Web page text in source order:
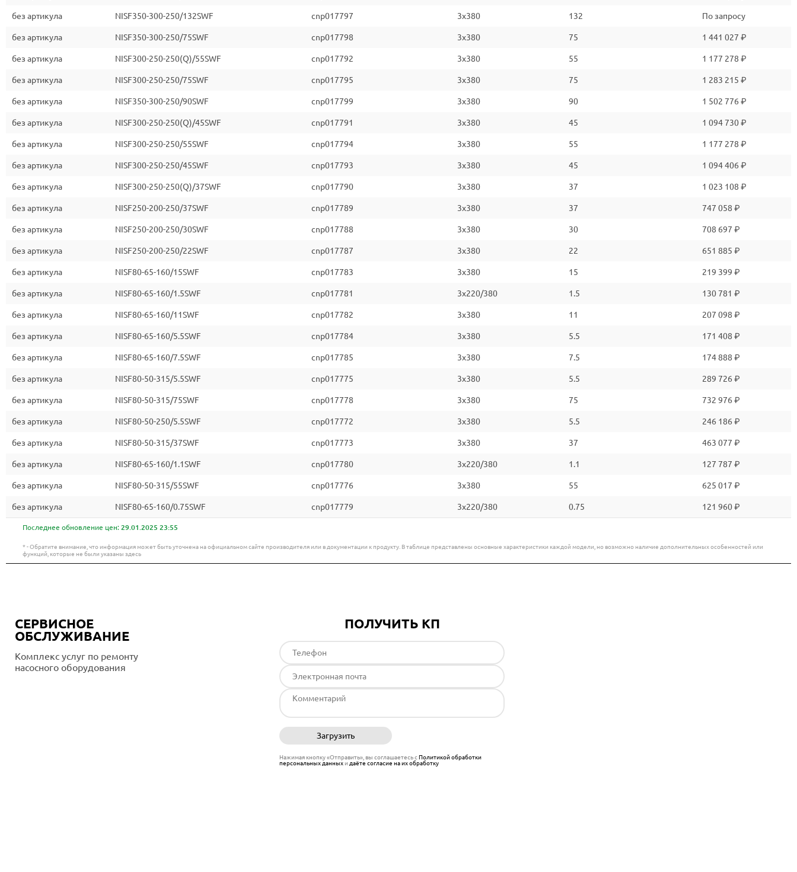
без артикула NISF350-300-250/132SWF cnp017797 3x380 132 По запросу
без артикула NISF350-300-250/75SWF cnp017798 3x380 75 1 441 027 ₽
без артикула NISF300-250-250(Q)/55SWF cnp017792 3x380 55 1 177 278 ₽
без артикула NISF300-250-250/75SWF cnp017795 3x380 75 1 283 215 ₽
без артикула NISF350-300-250/90SWF cnp017799 3x380 90 1 502 776 ₽
без артикула NISF300-250-250(Q)/45SWF cnp017791 3x380 45 1 094 730 ₽
без артикула NISF300-250-250/55SWF cnp017794 3x380 55 1 177 278 ₽
без артикула NISF300-250-250/45SWF cnp017793 3x380 45 1 094 406 ₽
без артикула NISF300-250-250(Q)/37SWF cnp017790 3x380 37 1 023 108 ₽
без артикула NISF250-200-250/37SWF cnp017789 3x380 37 747 058 ₽
без артикула NISF250-200-250/30SWF cnp017788 3x380 30 708 697 ₽
без артикула NISF250-200-250/22SWF cnp017787 3x380 22 651 885 ₽
без артикула NISF80-65-160/15SWF cnp017783 3x380 15 219 399 ₽
без артикула NISF80-65-160/1.5SWF cnp017781 3x220/380 1.5 130 781 ₽
без артикула NISF80-65-160/11SWF cnp017782 3x380 11 207 098 ₽
без артикула NISF80-65-160/5.5SWF cnp017784 3x380 5.5 171 408 ₽
без артикула NISF80-65-160/7.5SWF cnp017785 3x380 7.5 174 888 ₽
без артикула NISF80-50-315/5.5SWF cnp017775 3x380 5.5 289 726 ₽
без артикула NISF80-50-315/75SWF cnp017778 3x380 75 732 976 ₽
без артикула NISF80-50-250/5.5SWF cnp017772 3x380 5.5 246 186 ₽
без артикула NISF80-50-315/37SWF cnp017773 3x380 37 463 077 ₽
без артикула NISF80-65-160/1.1SWF cnp017780 3x220/380 1.1 127 787 ₽
без артикула NISF80-50-315/55SWF cnp017776 3x380 55 625 017 ₽
без артикула NISF80-65-160/0.75SWF cnp017779 3x220/380 0.75 121 960 ₽
Последнее обновление цен: 29.01.2025 23:55
* - Обратите внимание, что информация может быть уточнена на официальном сайте производителя или в документации к продукту. В таблице представлены основные характеристики каждой модели, но возможно наличие дополнительных особенностей или
функций, которые не были указаны здесь
СЕРВИСНОЕ
ОБСЛУЖИВАНИЕ
Комплекс услуг по ремонту
насосного оборудования
ПОЛУЧИТЬ КП
Загрузить
Нажимая кнопку «Отправить», вы соглашаетесь сПолитикой обработки
персональных данныхи даёте согласие на их обработку